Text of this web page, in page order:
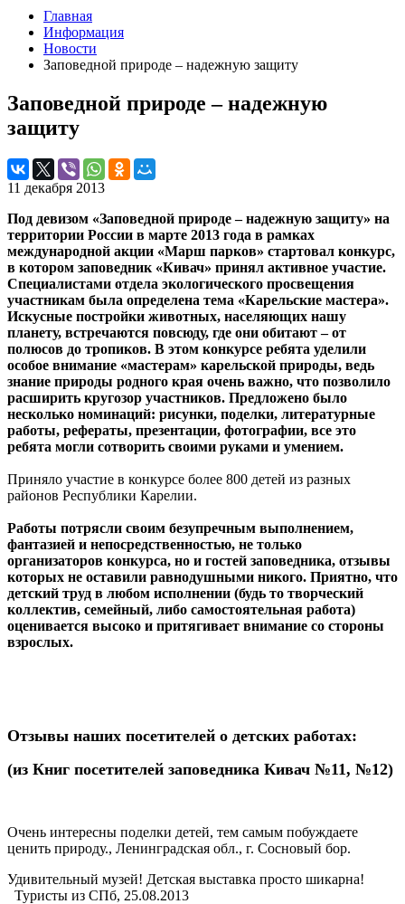
Главная
Информация
Новости
Заповедной природе – надежную защиту
Заповедной природе – надежную
защиту
11 декабря 2013
Под девизом «Заповедной природе – надежную защиту» на
территории России в марте 2013 года в рамках
международной акции «Марш парков» стартовал конкурс,
в котором заповедник «Кивач» принял активное участие.
Специалистами отдела экологического просвещения
участникам была определена тема «Карельские мастера».
Искусные постройки животных, населяющих нашу
планету, встречаются повсюду, где они обитают – от
полюсов до тропиков. В этом конкурсе ребята уделили
особое внимание «мастерам» карельской природы, ведь
знание природы родного края очень важно, что позволило
расширить кругозор участников. Предложено было
несколько номинаций: рисунки, поделки, литературные
работы, рефераты, презентации, фотографии, все это
ребята могли сотворить своими руками и умением.
Приняло участие в конкурсе более 800 детей из разных
районов Республики Карелии.
Работы потрясли своим безупречным выполнением,
фантазией и непосредственностью, не только
организаторов конкурса, но и гостей заповедника, отзывы
которых не оставили равнодушными никого. Приятно, что
детский труд в любом исполнении (будь то творческий
коллектив, семейный, либо самостоятельная работа)
оценивается высоко и притягивает внимание со стороны
взрослых.
Отзывы наших посетителей о детских работах:
(из Книг посетителей заповедника Кивач №11, №12)
Очень интересны поделки детей, тем самым побуждаете
ценить природу., Ленинградская обл., г. Сосновый бор.
Удивительный музей! Детская выставка просто шикарна!
Туристы из СПб, 25.08.2013